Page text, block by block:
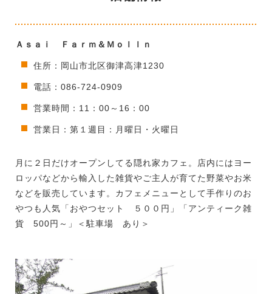
Ａｓａｉ Ｆａｒｍ＆Ｍｏｌｌｎ
住所：岡山市北区御津高津1230
電話：086-724-0909
営業時間：11：00～16：00
営業日：第１週目：月曜日・火曜日
月に２日だけオープンしてる隠れ家カフェ。店内にはヨー
ロッパなどから輸入した雑貨やご主人が育てた野菜やお米
などを販売しています。カフェメニューとして手作りのお
やつも人気「おやつセット ５００円」「アンティーク雑
貨 500円～」＜駐車場 あり＞